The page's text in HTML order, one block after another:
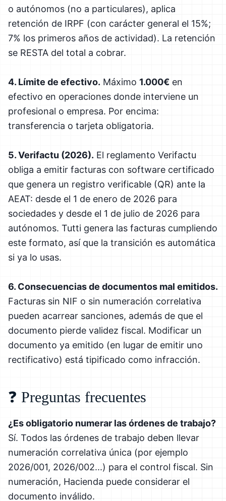
o autónomos (no a particulares), aplica
retención de IRPF (con carácter general el 15%;
7% los primeros años de actividad). La retención
se RESTA del total a cobrar.
4. Límite de efectivo. Máximo 1.000€ en
efectivo en operaciones donde interviene un
profesional o empresa. Por encima:
transferencia o tarjeta obligatoria.
5. Verifactu (2026). El reglamento Verifactu
obliga a emitir facturas con software certificado
que genera un registro verificable (QR) ante la
AEAT: desde el 1 de enero de 2026 para
sociedades y desde el 1 de julio de 2026 para
autónomos. Tutti genera las facturas cumpliendo
este formato, así que la transición es automática
si ya lo usas.
6. Consecuencias de documentos mal emitidos.
Facturas sin NIF o sin numeración correlativa
pueden acarrear sanciones, además de que el
documento pierde validez fiscal. Modificar un
documento ya emitido (en lugar de emitir uno
rectificativo) está tipificado como infracción.
❓ Preguntas frecuentes
¿Es obligatorio numerar las órdenes de trabajo?
Sí. Todos las órdenes de trabajo deben llevar
numeración correlativa única (por ejemplo
2026/001, 2026/002...) para el control fiscal. Sin
numeración, Hacienda puede considerar el
documento inválido.